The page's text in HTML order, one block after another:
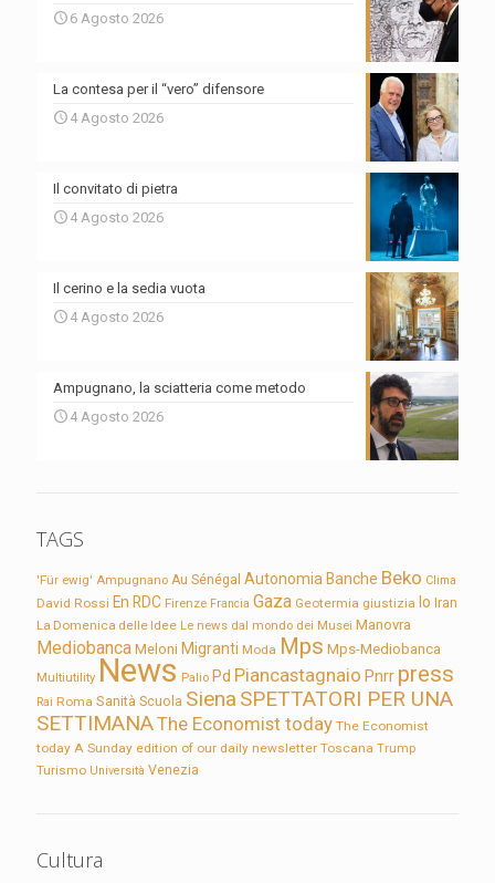
6 Agosto 2026
La contesa per il “vero” difensore
4 Agosto 2026
Il convitato di pietra
4 Agosto 2026
Il cerino e la sedia vuota
4 Agosto 2026
Ampugnano, la sciatteria come metodo
4 Agosto 2026
TAGS
'Für ewig' Ampugnano Au Sénégal Autonomia Banche Beko Clima
David Rossi En RDC Firenze Francia Gaza Geotermia giustizia Io Iran
La Domenica delle Idee Le news dal mondo dei Musei Manovra
Mediobanca Meloni Migranti Moda Mps Mps-Mediobanca
Multiutility News Palio Pd Piancastagnaio Pnrr press
Rai Roma Sanità Scuola Siena SPETTATORI PER UNA
SETTIMANAThe Economist today The Economist
today A Sunday edition of our daily newsletter Toscana Trump
Turismo Università Venezia
Cultura